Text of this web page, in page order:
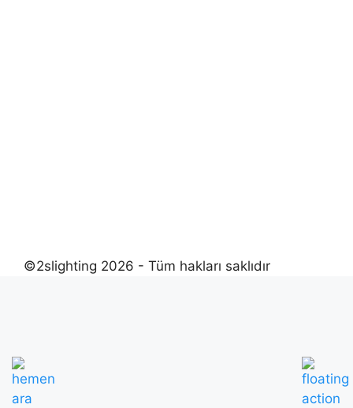
©2slighting 2026 - Tüm hakları saklıdır